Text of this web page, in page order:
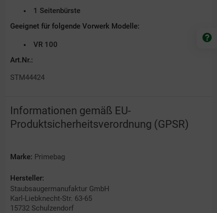
1 Seitenbürste
Geeignet für folgende Vorwerk Modelle:
VR 100
Art.Nr.:
STM44424
Informationen gemäß EU-
Produktsicherheitsverordnung (GPSR)
Marke: Primebag
Hersteller:
Staubsaugermanufaktur GmbH
Karl-Liebknecht-Str. 63-65
15732 Schulzendorf